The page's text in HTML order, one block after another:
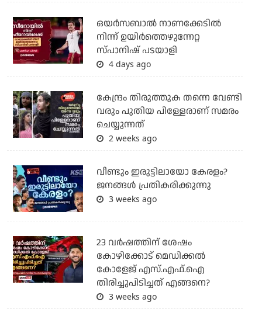
ഒയര്‍സബാൽ നാണക്കേടിൽ
നിന്ന് ഉയിർത്തെഴുന്നേറ്റ
സ്പാനിഷ് പടയാളി
4 days ago
കേന്ദ്രം തിരുത്തുക തന്നെ വേണ്ടി
വരും പുതിയ പിള്ളേരാണ് സമരം
ചെയ്യുന്നത്
2 weeks ago
വീണ്ടും ഇരുട്ടിലായോ കേരളം?
ജനങ്ങൾ പ്രതികരിക്കുന്നു
3 weeks ago
23 വർഷത്തിന് ശേഷം
കോഴിക്കോട് മെഡിക്കൽ
കോളേജ് എസ്.എഫ്.ഐ
തിരിച്ചുപിടിച്ചത് എങ്ങനെ?
3 weeks ago